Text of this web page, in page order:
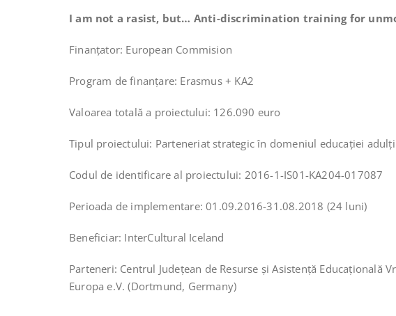
I am not a rasist, but… Anti-discrimination training for
Finanțator: European Commision
Program de finanțare: Erasmus + KA2
Valoarea totală a proiectului: 126.090 euro
Tipul proiectului: Parteneriat strategic în domeniul educației
Codul de identificare al proiectului: 2016-1-IS01-KA204-017087
Perioada de implementare: 01.09.2016-31.08.2018 (24 luni)
Beneficiar: InterCultural Iceland
Parteneri: Centrul Județean de Resurse şi Asistenţă Educațională
Europa e.V. (Dortmund, Germany)